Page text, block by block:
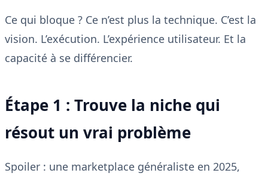
Ce qui bloque ? Ce n’est plus la technique. C’est la
vision. L’exécution. L’expérience utilisateur. Et la
capacité à se différencier.
Étape 1 : Trouve la niche qui
résout un vrai problème
Spoiler : une marketplace généraliste en 2025,